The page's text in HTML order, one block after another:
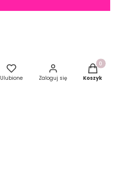
Ulubione Zaloguj się
Produkty w
Koszyk